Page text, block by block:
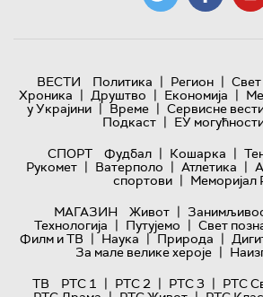
ВЕСТИ Политика | Регион | Свет
Хроника | Друштво | Економија |
у Украјини | Време | Сервисне
Подкаст | ЕУ
СПОРТ
Фудбал | Кошарка |
Рукомет | Ватерполо | Атлетика |
спортови | Меморијал
МАГАЗИН
Живот |
Технологијa | Путујемо | Свет
Филм и ТВ | Наука | Природа |
За мале велике хероје |
ТВ
РТС 1 | РТС 2 | РТС 3 | РТС